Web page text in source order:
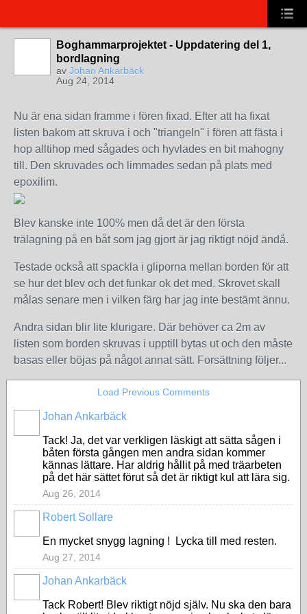
Boghammarprojektet - Uppdatering del 1,
bordlagning
av Johan Ankarbäck
Aug 24, 2014
Nu är ena sidan framme i fören fixad. Efter att ha fixat
listen bakom att skruva i och "triangeln" i fören att fästa i
hop alltihop med sågades och hyvlades en bit mahogny
till. Den skruvades och limmades sedan på plats med
epoxilim.
Blev kanske inte 100% men då det är den första
trälagning på en båt som jag gjort är jag riktigt nöjd ändå.
Testade också att spackla i gliporna mellan borden för att
se hur det blev och det funkar ok det med. Skrovet skall
målas senare men i vilken färg har jag inte bestämt ännu.
Andra sidan blir lite klurigare. Där behöver ca 2m av
listen som borden skruvas i upptill bytas ut och den måste
basas eller böjas på något annat sätt. Forsättning följer...
Load Previous Comments
Johan Ankarbäck
Tack! Ja, det var verkligen läskigt att sätta sågen i
båten första gången men andra sidan kommer
kännas lättare. Har aldrig hållit på med träarbeten
på det här sättet förut så det är riktigt kul att lära sig.
Aug 26, 2014
Robert Sollare
En mycket snygg lagning ! Lycka till med resten.
Aug 27, 2014
Johan Ankarbäck
Tack Robert! Blev riktigt nöjd själv. Nu ska den bara